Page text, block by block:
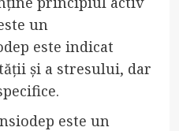
un
este indicat
și a stresului, dar
este un